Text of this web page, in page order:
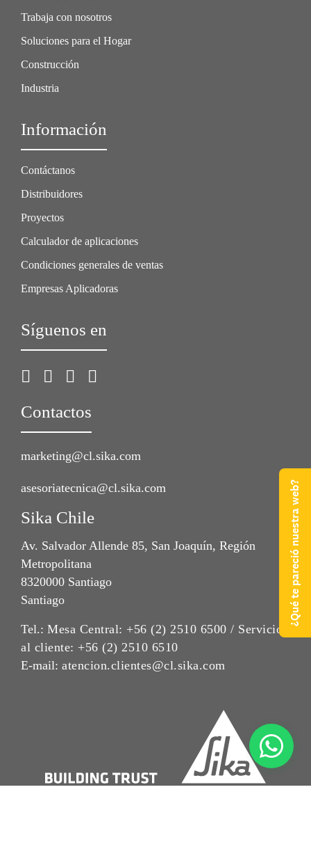
Trabaja con nosotros
Soluciones para el Hogar
Construcción
Industria
Información
Contáctanos
Distribuidores
Proyectos
Calculador de aplicaciones
Condiciones generales de ventas
Empresas Aplicadoras
Síguenos en
Contactos
marketing@cl.sika.com
asesoriatecnica@cl.sika.com
Sika Chile
Av. Salvador Allende 85, San Joaquín, Región
Metropolitana
8320000 Santiago
Santiago
Tel.: Mesa Central: +56 (2) 2510 6500 / Servicio
al cliente: +56 (2) 2510 6510
E-mail: atencion.clientes@cl.sika.com
¿Qué te pareció nuestra web?